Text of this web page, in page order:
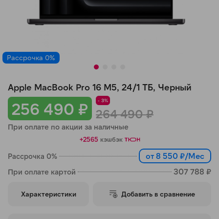
Рассрочка 0%
256 490 ₽ - 3%
264 490 ₽
При оплате по акции за наличные
+2565 кэшбэк
Рассрочка 0% от 8 550 ₽/Мес
При оплате картой 307 788 ₽
Apple MacBook Pro 16 M5, 24/1 ТБ, Черный
Характеристики Добавить в сравнение
Добавляйте товары
в корзину
Оплачивайте сегодня только
% картой любого банка
Получайте товар
выбранный способом
списыватьсяс вашей карты
по25%каждые 2 недели